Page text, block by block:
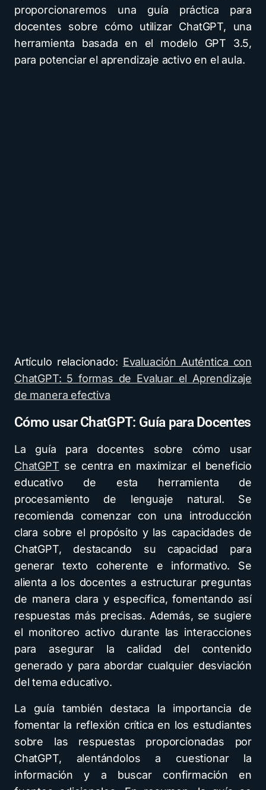
proporcionaremos una guía práctica para
docentes sobre cómo utilizar ChatGPT, una
herramienta basada en el modelo GPT 3.5,
para potenciar el aprendizaje activo en el aula.
Artículo relacionado: Evaluación Auténtica con
ChatGPT: 5 formas de Evaluar el Aprendizaje
de manera efectiva
Cómo usar ChatGPT: Guía para Docentes
La guía para docentes sobre cómo usar
ChatGPT se centra en maximizar el beneficio
educativo de esta herramienta de
procesamiento de lenguaje natural. Se
recomienda comenzar con una introducción
clara sobre el propósito y las capacidades de
ChatGPT, destacando su capacidad para
generar texto coherente e informativo. Se
alienta a los docentes a estructurar preguntas
de manera clara y específica, fomentando así
respuestas más precisas. Además, se sugiere
el monitoreo activo durante las interacciones
para asegurar la calidad del contenido
generado y para abordar cualquier desviación
del tema educativo.
La guía también destaca la importancia de
fomentar la reflexión crítica en los estudiantes
sobre las respuestas proporcionadas por
ChatGPT, alentándolos a cuestionar la
información y a buscar confirmación en